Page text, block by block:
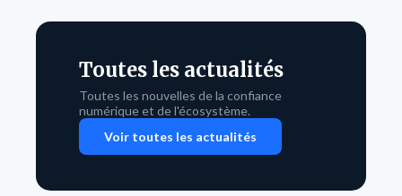
Toutes les actualités
Toutes les nouvelles de la confiance
numérique et de l'écosystème.
Voir toutes les actualités